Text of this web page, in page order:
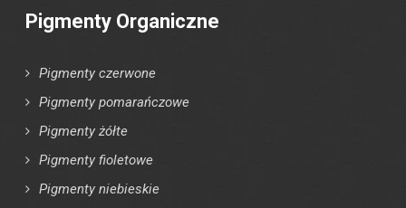
Pigmenty Organiczne
Pigmenty czerwone
Pigmenty pomarańczowe
Pigmenty żółte
Pigmenty fioletowe
Pigmenty niebieskie